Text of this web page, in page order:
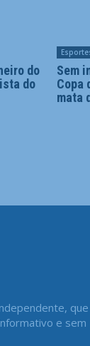
do
do
Sem
Copa
mata
que
e sem